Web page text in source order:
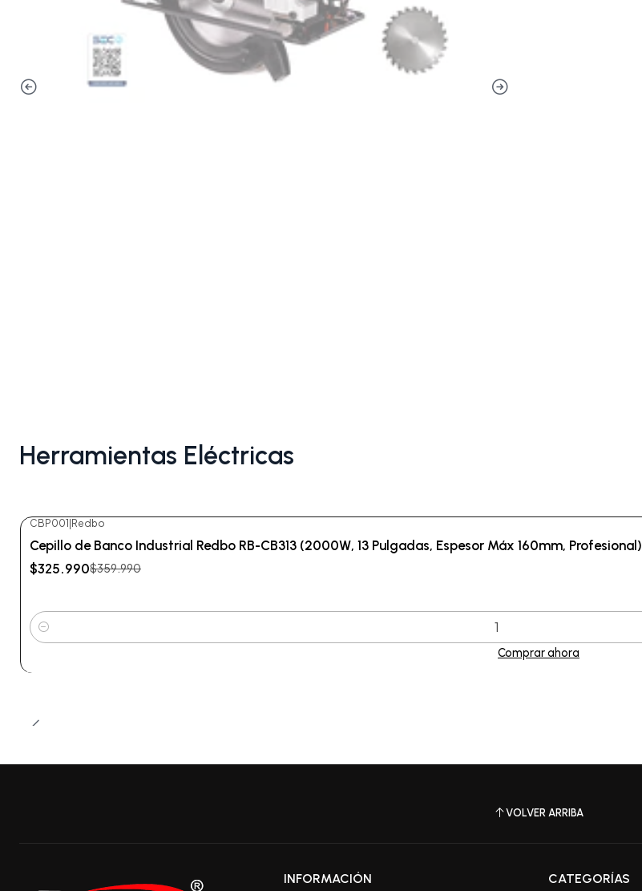
Herramientas Eléctricas
CBP001 Redbo
Cepillo de Banco Industrial Redbo RB-CB313 (2000W, 13 Pulgadas, Espesor Máx 160mm, Profesional)
$325.990$359.990
Cantidad
Comprar ahora
VOLVER ARRIBA
INFORMACIÓN CATEGORÍAS